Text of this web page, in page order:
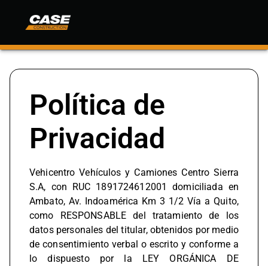
Política de
Privacidad
Vehicentro Vehículos y Camiones Centro Sierra
S.A, con RUC 1891724612001 domiciliada en
Ambato, Av. Indoamérica Km 3 1/2 Vía a Quito,
como RESPONSABLE del tratamiento de los
datos personales del titular, obtenidos por medio
de consentimiento verbal o escrito y conforme a
lo dispuesto por la LEY ORGÁNICA DE